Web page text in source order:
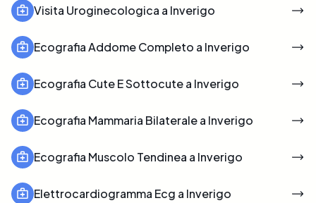
Visita Uroginecologica a Inverigo
Ecografia Addome Completo a Inverigo
Ecografia Cute E Sottocute a Inverigo
Ecografia Mammaria Bilaterale a Inverigo
Ecografia Muscolo Tendinea a Inverigo
Elettrocardiogramma Ecg a Inverigo